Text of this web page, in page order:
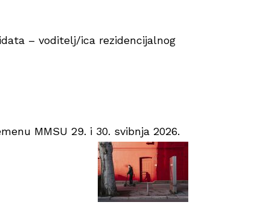
– voditelj/ica rezidencijalnog
MMSU 29. i 30. svibnja 2026.